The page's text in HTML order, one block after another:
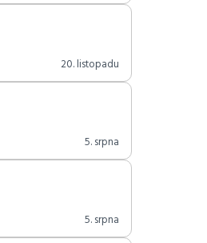
20. listopadu
5. srpna
5. srpna